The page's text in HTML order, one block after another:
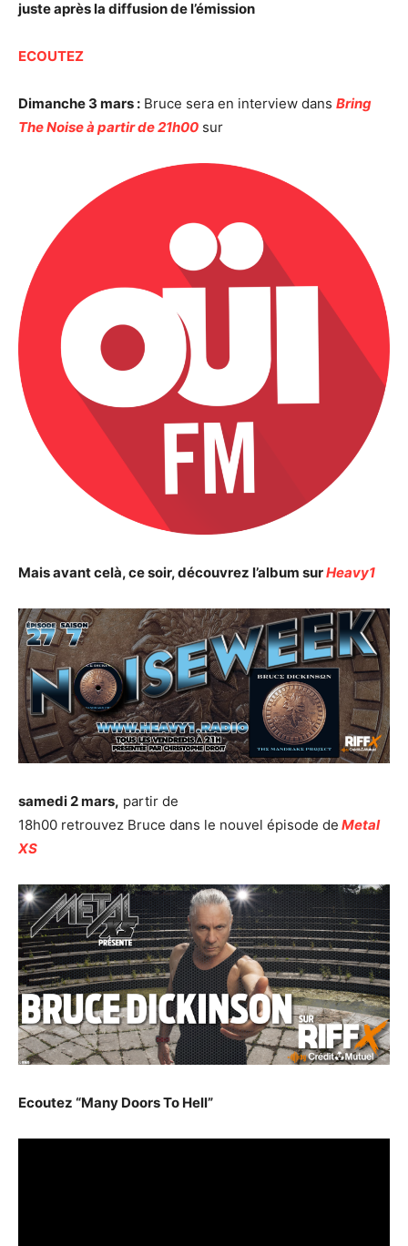
juste après la diffusion de l’émission
ECOUTEZ
Dimanche 3 mars : Bruce sera en interview dans Bring
The Noise à partir de 21h00 sur
Mais avant celà, ce soir, découvrez l’album surHeavy1
samedi 2 mars, partir de
18h00 retrouvez Bruce dans le nouvel épisode de Metal
XS
Ecoutez “Many Doors To Hell”